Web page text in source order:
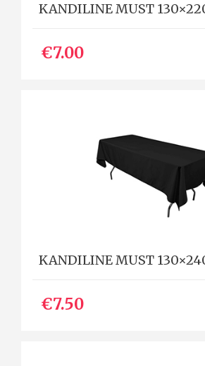
KANDILINE MUST
€7.00
KANDILINE MUST
€7.50